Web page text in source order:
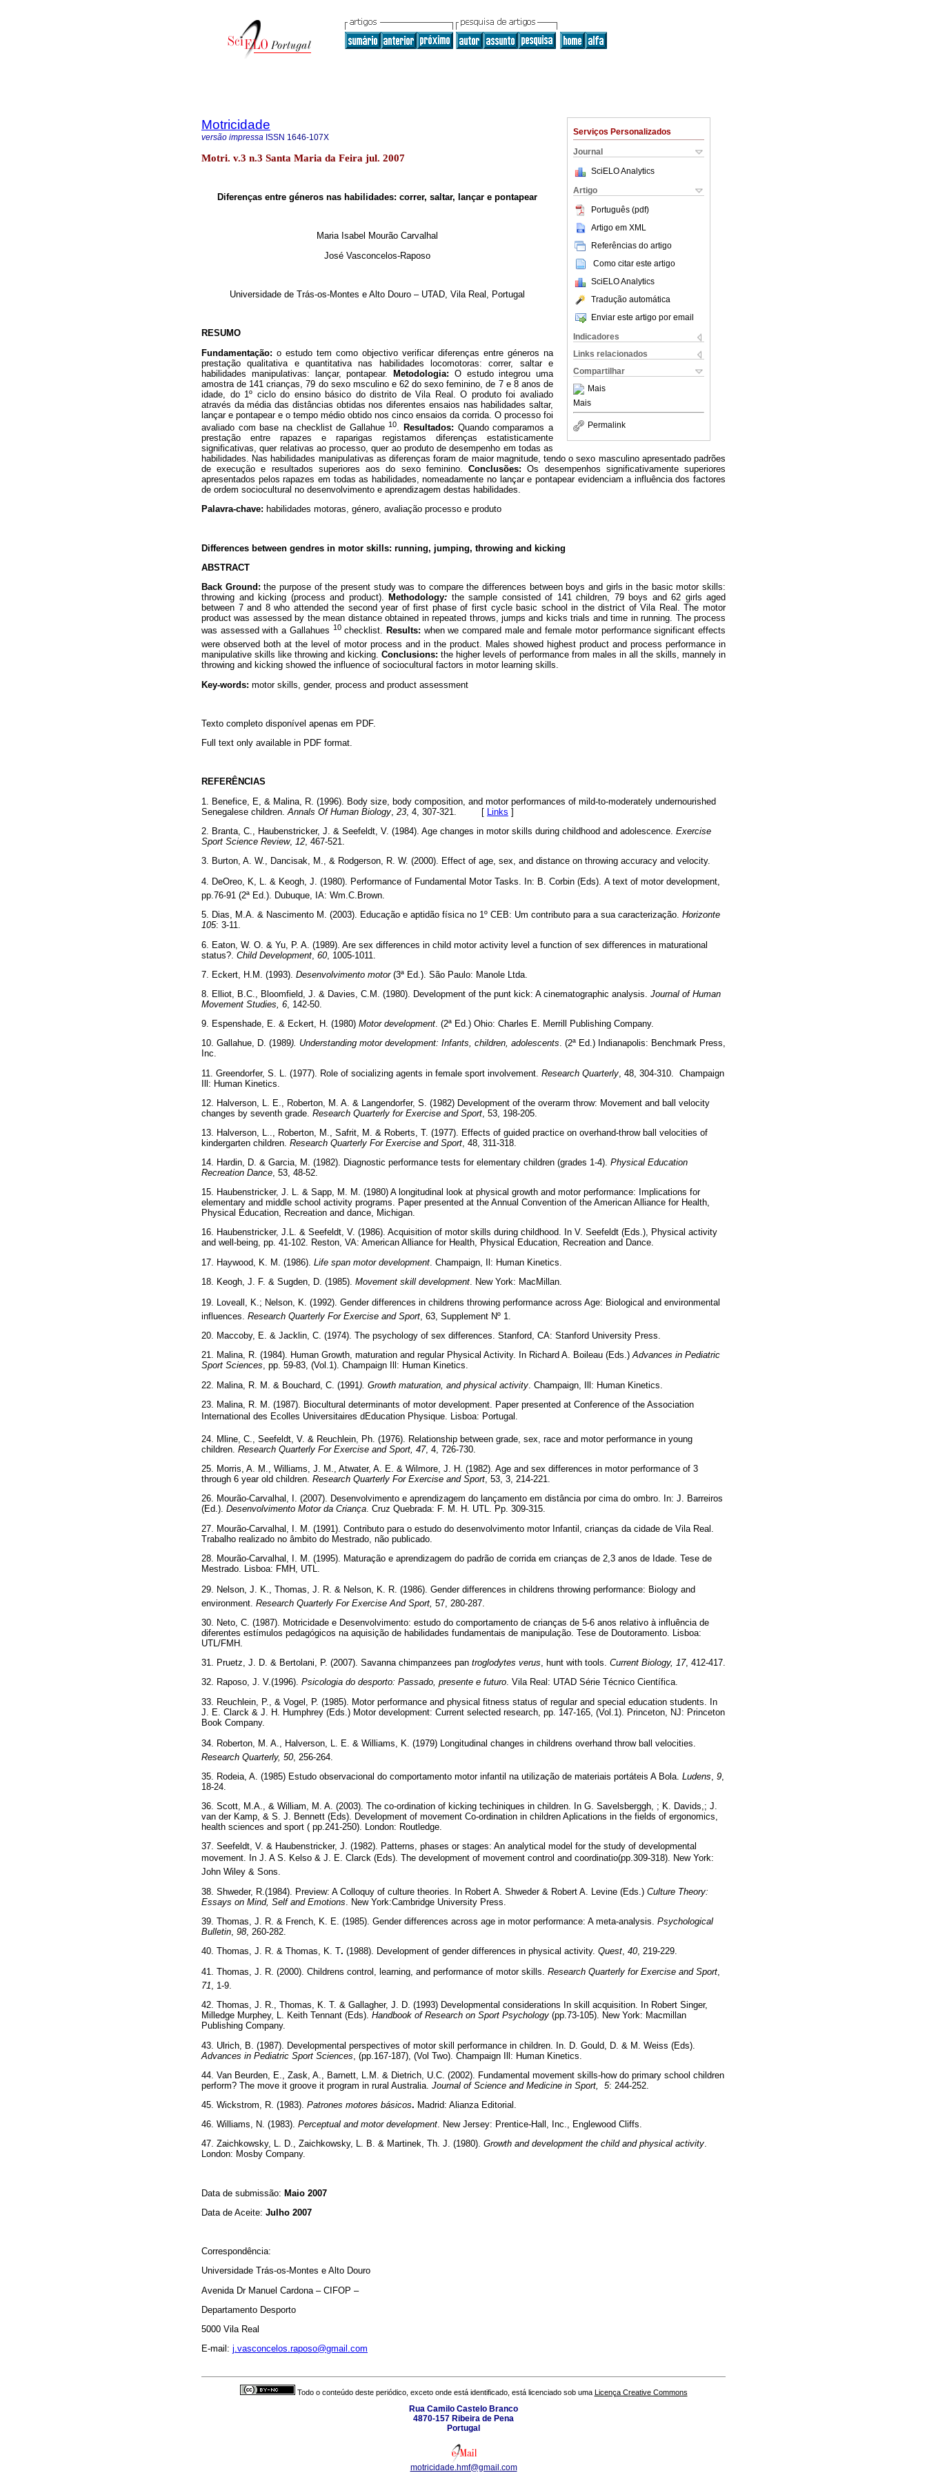
Serviços Personalizados
Journal
SciELO Analytics
Artigo
Português (pdf)
Artigo em XML
Referências do artigo
Como citar este artigo
SciELO Analytics
Tradução automática
Enviar este artigo por email
Indicadores
Links relacionados
Compartilhar
Mais
Mais
Permalink
Motricidade
versão impressa ISSN 1646-107X
Motri. v.3 n.3 Santa Maria da Feira jul. 2007
Diferenças entre géneros nas habilidades: correr, saltar, lançar e pontapear
Maria Isabel Mourão Carvalhal
José Vasconcelos-Raposo
Universidade de Trás-os-Montes e Alto Douro – UTAD, Vila Real, Portugal
RESUMO
Fundamentação: o estudo tem como objectivo verificar diferenças entre géneros na
prestação qualitativa e quantitativa nas habilidades locomotoras: correr, saltar e
habilidades manipulativas: lançar, pontapear. Metodologia: O estudo integrou uma
amostra de 141 crianças, 79 do sexo msculino e 62 do sexo feminino, de 7 e 8 anos de
idade, do 1º ciclo do ensino básico do distrito de Vila Real. O produto foi avaliado
através da média das distâncias obtidas nos diferentes ensaios nas habilidades saltar,
lançar e pontapear e o tempo médio obtido nos cinco ensaios da corrida. O processo foi
avaliado com base na checklist de Gallahue10 Resultados: Quando comparamos a
prestação entre rapazes e raparigas registamos diferenças estatisticamente
significativas, quer relativas ao processo, quer ao produto de desempenho em todas as
habilidades. Nas habilidades manipulativas as diferenças foram de maior magnitude, tendo o sexo masculino apresentado padrões
de execução e resultados superiores aos do sexo feminino.Conclusões:Os desempenhos significativamente superiores
apresentados pelos rapazes em todas as habilidades, nomeadamente no lançar e pontapear evidenciam a influência dos factores
de ordem sociocultural no desenvolvimento e aprendizagem destas habilidades.
Palavra-chave: habilidades motoras, género, avaliação processo e produto
Differences between gendres in motor skills: running, jumping, throwing and kicking
ABSTRACT
Back Ground: the purpose of the present study was to compare the differences between boys and girls in the basic motor skills:
throwing and kicking (process and product).
Methodology: the sample consisted of 141 children, 79 boys and 62 girls aged
between 7 and 8 who attended the second year of first phase of first cycle basic school in the district of Vila Real. The motor
product was assessed by the mean distance obtained in repeated throws, jumps and kicks trials and time in running. The process
was assessed with a Gallahues 10checklist. Results: when we compared male and female motor performance significant effects
were observed both at the level of motor process and in the product. Males showed highest product and process performance in
manipulative skills like throwing and kicking. Conclusions: the higher levels of performance from males in all the skills, mannely in
throwing and kicking showed the influence of sociocultural factors in motor learning skills.
Key-words: motor skills, gender, process and product assessment
Texto completo disponível apenas em PDF.
Full text only available in PDF format.
REFERÊNCIAS
1. Benefice, E, & Malina, R. (1996). Body size, body composition, and motor performances of mild-to-moderately undernourished
Senegalese children. Annals Of Human Biology 23 , 4, 307-321. [ Links ]
2. Branta, C., Haubenstricker, J. & Seefeldt, V. (1984). Age changes in motor skills during childhood and adolescence. Exercise
Sport Science Review, 12 , 467-521.
3. Burton, A. W., Dancisak, M., & Rodgerson, R. W. (2000). Effect of age, sex, and distance on throwing accuracy and velocity.
4. DeOreo, K, L. & Keogh, J. (1980). Performance of Fundamental Motor Tasks. In: B. Corbin (Eds). A text of motor development,
pp.76-91 (2ª Ed.). Dubuque, IA: Wm.C.Brown.
5. Dias, M.A. & Nascimento M. (2003). Educação e aptidão física no 1º CEB: Um contributo para a sua caracterização. Horizonte
105: 3-11.
6. Eaton, W. O. & Yu, P. A. (1989). Are sex differences in child motor activity level a function of sex differences in maturational
status?. Child Development 60, 1005-1011.
7. Eckert, H.M. (1993). Desenvolvimento motor(3ª Ed.). São Paulo: Manole Ltda.
8. Elliot, B.C., Bloomfield, J. & Davies, C.M. (1980). Development of the punt kick: A cinematographic analysis. Journal of Human
Movement Studies, 6 , 142-50.
9. Espenshade, E. & Eckert, H. (1980) Motor development. (2ª Ed.) Ohio: Charles E. Merrill Publishing Company.
10. Gallahue, D. (1989). Understanding motor development: Infants, children, adolescents. (2ª Ed.) Indianapolis: Benchmark Press,
Inc.
11. Greendorfer, S. L. (1977). Role of socializing agents in female sport involvement. Research Quarterly , 48, 304-310. Champaign
Ill: Human Kinetics.
12. Halverson, L. E., Roberton, M. A. & Langendorfer, S. (1982) Development of the overarm throw: Movement and ball velocity
changes by seventh grade. Research Quarterly for Exercise and Sport , 53, 198-205.
13. Halverson, L.., Roberton, M., Safrit, M. & Roberts, T. (1977). Effects of guided practice on overhand-throw ball velocities of
kindergarten children. Research Quarterly For Exercise and Sport , 48, 311-318.
14. Hardin, D. & Garcia, M. (1982). Diagnostic performance tests for elementary children (grades 1-4). Physical Education
Recreation Dance, 53, 48-52.
15. Haubenstricker, J. L. & Sapp, M. M. (1980) A longitudinal look at physical growth and motor performance: Implications for
elementary and middle school activity programs. Paper presented at the Annual Convention of the American Alliance for Health,
Physical Education, Recreation and dance, Michigan.
16. Haubenstricker, J.L. & Seefeldt, V. (1986). Acquisition of motor skills during childhood. In V. Seefeldt (Eds.), Physical activity
and well-being, pp. 41-102. Reston, VA: American Alliance for Health, Physical Education, Recreation and Dance.
17. Haywood, K. M. (1986). Life span motor development . Champaign, Il: Human Kinetics.
18. Keogh, J. F. & Sugden, D. (1985). Movement skill development . New York: MacMillan.
19. Loveall, K.; Nelson, K. (1992). Gender differences in childrens throwing performance across Age: Biological and environmental
influences. Research Quarterly For Exercise and Sport, 63, Supplement Nº 1.
20. Maccoby, E. & Jacklin, C. (1974). The psychology of sex differences. Stanford, CA: Stanford University Press.
21. Malina, R. (1984). Human Growth, maturation and regular Physical Activity. In Richard A. Boileau (Eds.)Advances in Pediatric
Sport Sciences, pp. 59-83, (Vol.1). Champaign Ill: Human Kinetics.
22. Malina, R. M. & Bouchard, C. (1991 ). Growth maturation, and physical activity . Champaign, Ill: Human Kinetics.
23. Malina, R. M. (1987). Biocultural determinants of motor development. Paper presented at Conference of the Association
International des Ecolles Universitaires dEducation Physique. Lisboa: Portugal.
24. Mline, C., Seefeldt, V. & Reuchlein, Ph. (1976). Relationship between grade, sex, race and motor performance in young
children. Research Quarterly For Exercise and Sport, 47, 4, 726-730.
25. Morris, A. M., Williams, J. M., Atwater, A. E. & Wilmore, J. H. (1982). Age and sex differences in motor performance of 3
through 6 year old children. Research Quarterly For Exercise and Sport, 53, 3, 214-221.
26. Mourão-Carvalhal, I. (2007). Desenvolvimento e aprendizagem do lançamento em distância por cima do ombro. In: J. Barreiros
(Ed.). Desenvolvimento Motor da Criança. Cruz Quebrada: F. M. H. UTL. Pp. 309-315.
27. Mourão-Carvalhal, I. M. (1991). Contributo para o estudo do desenvolvimento motor Infantil, crianças da cidade de Vila Real.
Trabalho realizado no âmbito do Mestrado, não publicado.
28. Mourão-Carvalhal, I. M. (1995). Maturação e aprendizagem do padrão de corrida em crianças de 2,3 anos de Idade. Tese de
Mestrado. Lisboa: FMH, UTL.
29. Nelson, J. K., Thomas, J. R. & Nelson, K. R. (1986). Gender differences in childrens throwing performance: Biology and
environment. Research Quarterly For Exercise And Sport, 57, 280-287.
30. Neto, C. (1987). Motricidade e Desenvolvimento: estudo do comportamento de crianças de 5-6 anos relativo à influência de
diferentes estímulos pedagógicos na aquisição de habilidades fundamentais de manipulação. Tese de Doutoramento. Lisboa:
UTL/FMH.
31. Pruetz, J. D. & Bertolani, P. (2007). Savanna chimpanzees pan troglodytes verus, hunt with tools. Current Biology, 17, 412-417.
32. Raposo, J. V.(1996). Psicologia do desporto: Passado, presente e futuro. Vila Real: UTAD Série Técnico Científica.
33. Reuchlein, P., & Vogel, P. (1985). Motor performance and physical fitness status of regular and special education students. In
J. E. Clarck & J. H. Humphrey (Eds.) Motor development: Current selected research, pp. 147-165, (Vol.1). Princeton, NJ: Princeton
Book Company.
34. Roberton, M. A., Halverson, L. E. & Williams, K. (1979) Longitudinal changes in childrens overhand throw ball velocities.
Research Quarterly, 50, 256-264.
35. Rodeia, A. (1985) Estudo observacional do comportamento motor infantil na utilização de materiais portáteis A Bola. Ludens, 9,
18-24.
36. Scott, M.A., & William, M. A. (2003). The co-ordination of kicking techiniques in children. In G. Savelsberggh, ; K. Davids,; J.
van der Kamp, & S. J. Bennett (Eds). Development of movement Co-ordination in children Aplications in the fields of ergonomics,
health sciences and sport ( pp.241-250). London: Routledge.
37. Seefeldt, V. & Haubenstricker, J. (1982). Patterns, phases or stages: An analytical model for the study of developmental
movement. In J. A S. Kelso & J. E. Clarck (Eds). The development of movement control and coordinatio(pp.309-318). New York:
John Wiley & Sons.
38. Shweder, R.(1984). Preview: A Colloquy of culture theories. In Robert A. Shweder & Robert A. Levine (Eds.) Culture Theory:
Essays on Mind, Self and Emotions . New York:Cambridge University Press.
39. Thomas, J. R. & French, K. E. (1985). Gender differences across age in motor performance: A meta-analysis. Psychological
Bulletin 98, 260-282.
40. Thomas, J. R. & Thomas, K. T. (1988). Development of gender differences in physical activity. Quest 40, 219-229.
41. Thomas, J. R. (2000). Childrens control, learning, and performance of motor skills. Research Quarterly for Exercise and Sport,
71, 1-9.
42. Thomas, J. R., Thomas, K. T. & Gallagher, J. D. (1993) Developmental considerations In skill acquisition. In Robert Singer,
Milledge Murphey, L. Keith Tennant (Eds). Handbook of Research on Sport Psychology (pp.73-105). New York: Macmillan
Publishing Company.
43. Ulrich, B. (1987). Developmental perspectives of motor skill performance in children. In. D. Gould, D. & M. Weiss (Eds).
Advances in Pediatric Sport Sciences , (pp.167-187), (Vol Two). Champaign Ill: Human Kinetics.
44. Van Beurden, E., Zask, A., Barnett, L.M. & Dietrich, U.C. (2002). Fundamental movement skills-how do primary school children
perform? The move it groove it program in rural Australia. Journal of Science and Medicine in Sport, 5: 244-252.
45. Wickstrom, R. (1983). Patrones motores básicos. Madrid: Alianza Editorial.
46. Williams, N. (1983). Perceptual and motor development. New Jersey: Prentice-Hall, Inc., Englewood Cliffs.
47. Zaichkowsky, L. D., Zaichkowsky, L. B. & Martinek, Th. J. (1980). Growth and development the child and physical activity.
London: Mosby Company.
Data de submissão: Maio 2007
Data de Aceite: Julho 2007
Correspondência:
Universidade Trás-os-Montes e Alto Douro
Avenida Dr Manuel Cardona – CIFOP –
Departamento Desporto
5000 Vila Real
E-mail: j.vasconcelos.raposo@gmail.com
Todo o conteúdo deste periódico, exceto onde está identificado, está licenciado sob uma Licença Creative Commons
Rua Camilo Castelo Branco
4870-157 Ribeira de Pena
Portugal
motricidade.hmf@gmail.com